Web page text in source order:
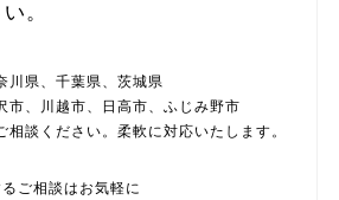
。
川県、千葉県、茨城県
市、川越市、日高市、ふじみ野市
談ください。柔軟に対応いたします。